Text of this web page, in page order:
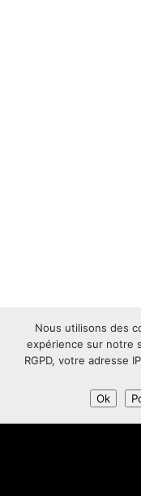
Nous utilisons des
expérience sur notre
RGPD, votre adresse
Ok